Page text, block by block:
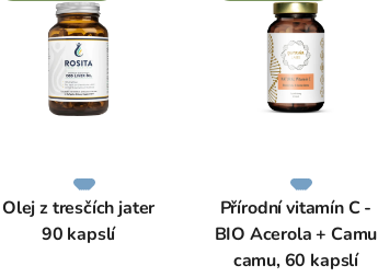
Olej z tresčích jater
90 kapslí
Přírodní vitamín C -
BIO Acerola + Camu
camu, 60 kapslí